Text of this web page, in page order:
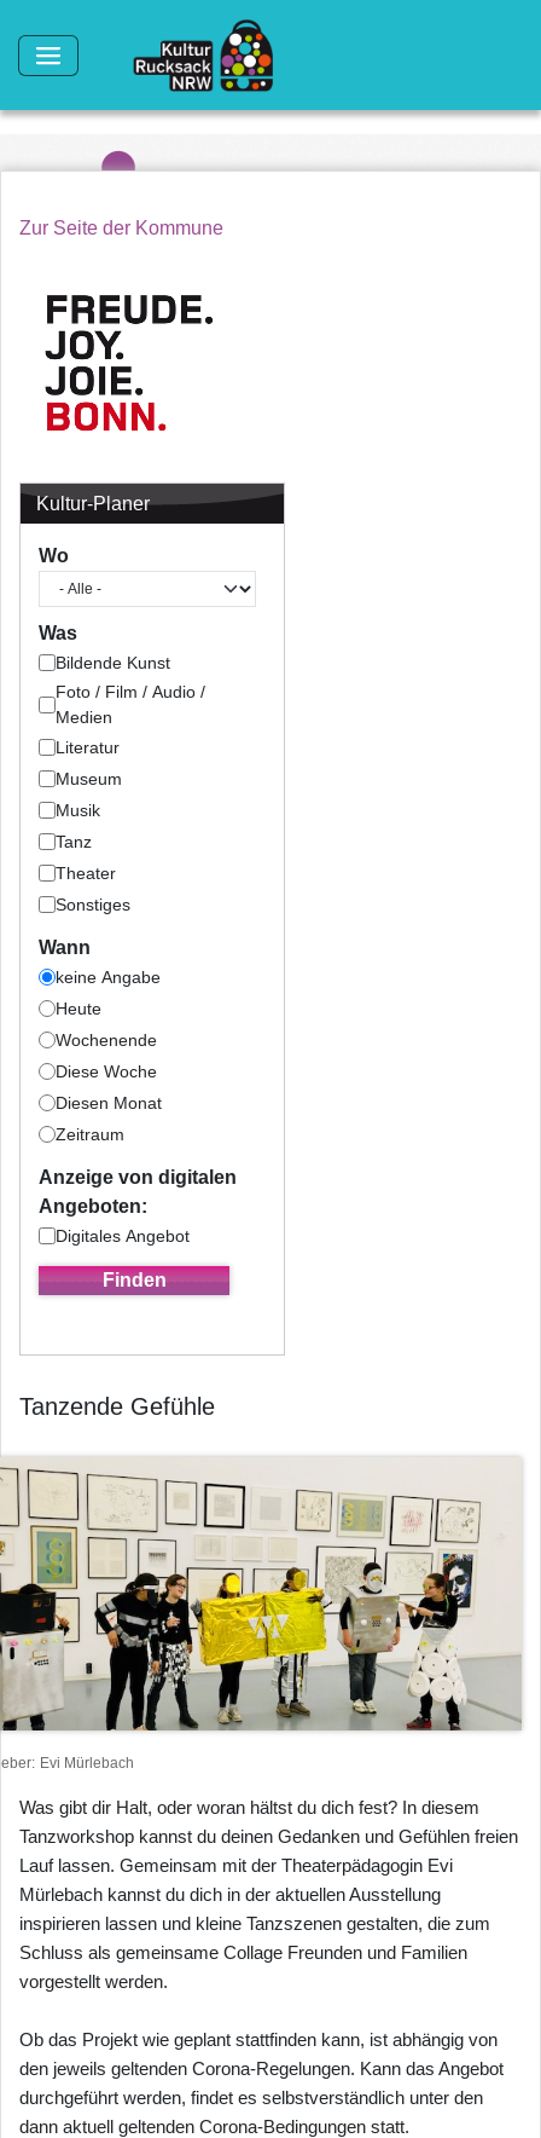
Zur Seite der Kommune
Kultur-Planer
Wo
Was
Bildende Kunst
Foto / Film / Audio /
Medien
Literatur
Museum
Musik
Tanz
Theater
Sonstiges
Wann
keine Angabe
Heute
Wochenende
Diese Woche
Diesen Monat
Zeitraum
Anzeige von digitalen
Angeboten:
Digitales Angebot
Tanzende Gefühle
Evi Mürlebach
Was gibt dir Halt, oder woran hältst du dich fest? In diesem
Tanzworkshop kannst du deinen Gedanken und Gefühlen freien
Lauf lassen. Gemeinsam mit der Theaterpädagogin Evi
Mürlebach kannst du dich in der aktuellen Ausstellung
inspirieren lassen und kleine Tanzszenen gestalten, die zum
Schluss als gemeinsame Collage Freunden und Familien
vorgestellt werden.
Ob das Projekt wie geplant stattfinden kann, ist abhängig von
den jeweils geltenden Corona-Regelungen. Kann das Angebot
durchgeführt werden, findet es selbstverständlich unter den
dann aktuell geltenden Corona-Bedingungen statt.